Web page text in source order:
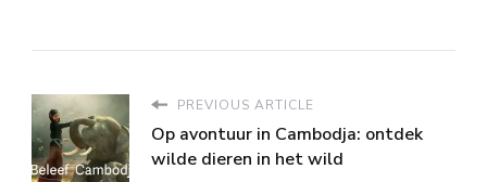
PREVIOUS ARTICLE
Op avontuur in Cambodja: ontdek
wilde dieren in het wild